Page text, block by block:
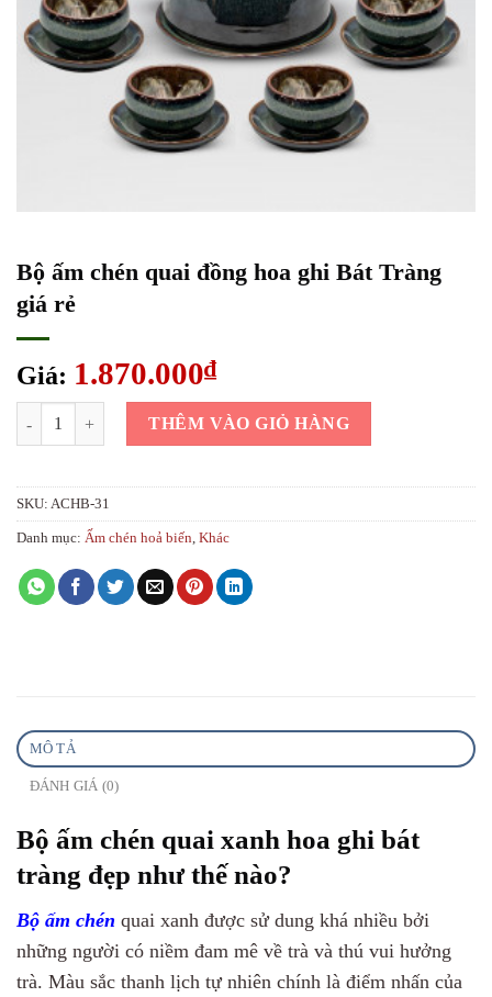
Bộ ấm chén quai đồng hoa ghi Bát Tràng
giá rẻ
Giá: 1.870.000₫
Bộ ấm chén quai đồng hoa ghi Bát Tràng giá rẻ số lượng
THÊM VÀO GIỎ HÀNG
SKU: ACHB-31
Danh mục: Ấm chén hoả biến, Khác
MÔ TẢ
ĐÁNH GIÁ (0)
Bộ ấm chén quai xanh hoa ghi bát
tràng đẹp như thế nào?
Bộ ấm chén quai xanh được sử dung khá nhiều bởi
những người có niềm đam mê về trà và thú vui hưởng
trà. Màu sắc thanh lịch tự nhiên chính là điểm nhấn của